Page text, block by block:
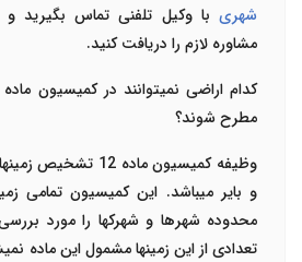
شهری با وکیل تلفنی تماس بگیرید
مشاوره لازم را دریافت کنید.
مطرح شوند؟
وظیفه کمیسیون ماده
و بایر می­باشد. این کمیسیون تمامی
محدوده شهرها و شهرک­ها را مورد
تعدادی از این زمین­ها مشمول این ماده